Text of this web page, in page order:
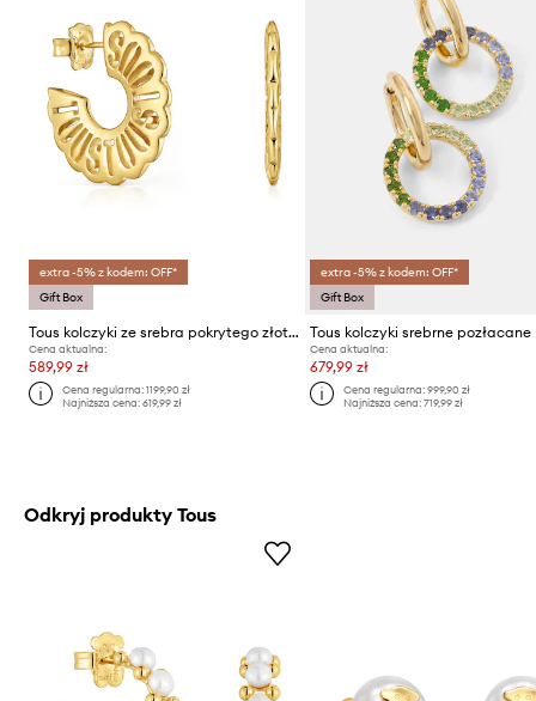
extra -5% z kodem: OFF*
Gift Box
Tous kolczyki ze srebra pokrytego złotem Miranda
Cena aktualna:
589,99 zł
Cena regularna:1199,90 zł
Najniższa cena:619,99 zł
extra -5% z kodem: OFF*
Gift Box
Tous kolczyki srebrne pozłacane
Cena aktualna:
679,99 zł
Cena regularna: 999,90 zł
Najniższa cena: 719,99 zł
Odkryj produkty Tous